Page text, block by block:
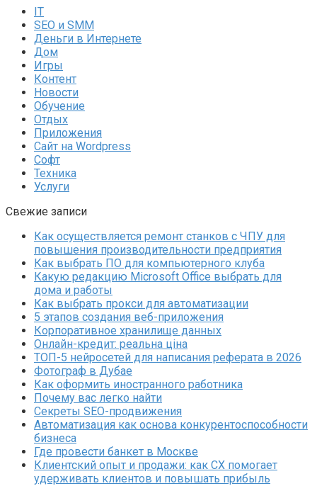
IT
SEO и SMM
Деньги в Интернете
Дом
Игры
Контент
Новости
Обучение
Отдых
Приложения
Сайт на Wordpress
Софт
Техника
Услуги
Свежие записи
Как осуществляется ремонт станков с ЧПУ для
повышения производительности предприятия
Как выбрать ПО для компьютерного клуба
Какую редакцию Microsoft Office выбрать для
дома и работы
Как выбрать прокси для автоматизации
5 этапов создания веб-приложения
Корпоративное хранилище данных
Онлайн-кредит: реальна ціна
ТОП-5 нейросетей для написания реферата в 2026
Фотограф в Дубае
Как оформить иностранного работника
Почему вас легко найти
Секреты SEO-продвижения
Автоматизация как основа конкурентоспособности
бизнеса
Где провести банкет в Москве
Клиентский опыт и продажи: как CX помогает
удерживать клиентов и повышать прибыль